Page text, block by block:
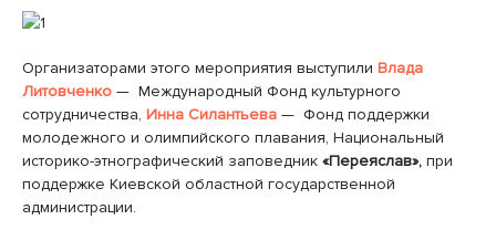
Организаторами этого мероприятия выступили Влада
Литовченко — Международный Фонд культурного
сотрудничества, Инна Силантьева — Фонд поддержки
молодежного и олимпийского плавания, Национальный
историко-этнографический заповедник «Переяслав», при
поддержке Киевской областной государственной
администрации.